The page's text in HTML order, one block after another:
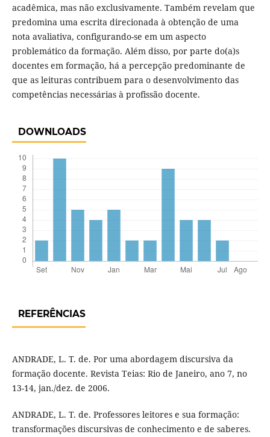
acadêmica, mas não exclusivamente. Também revelam que
predomina uma escrita direcionada à obtenção de uma
nota avaliativa, configurando-se em um aspecto
problemático da formação. Além disso, por parte do(a)s
docentes em formação, há a percepção predominante de
que as leituras contribuem para o desenvolvimento das
competências necessárias à profissão docente.
DOWNLOADS
REFERÊNCIAS
ANDRADE, L. T. de. Por uma abordagem discursiva da
formação docente. Revista Teias: Rio de Janeiro, ano 7, no
13-14, jan./dez. de 2006.
ANDRADE, L. T. de. Professores leitores e sua formação:
transformações discursivas de conhecimento e de saberes.